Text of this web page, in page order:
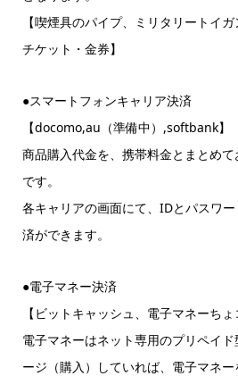
【喫煙具のパイプ、ミリタリートイガ
チケット・金券】
●スマートフォンキャリア決済
【docomo,au（準備中）,softbank】
商品購入代金を、携帯料金とまとめ
です。
各キャリアの画面にて、IDとパスワ
済ができます。
●電子マネー決済
【ビットキャッシュ、電子マネーちょ
電子マネーはネット専用のプリペイ
ージ（購入）していれば、電子マネ